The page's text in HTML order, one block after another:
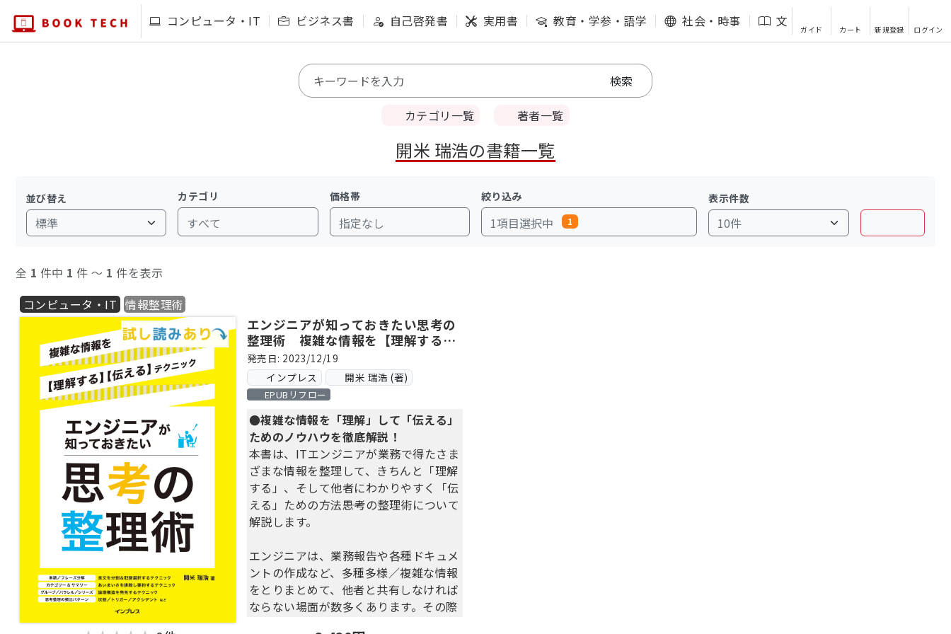
コンピュータ・IT ビジネス書 自己啓発書 実用書 教育・学参・語学 社会・時事 文芸・エッセイ
ガイド カート 新規登録 ログイン
カテゴリ一覧 著者一覧
開⽶ 瑞浩の書籍一覧
並び替え カテゴリ
すべて
価格帯
指定なし
絞り込み
1項目選択中 1
表示件数
全 1 件中 1 件 〜 1 件を表示
コンピュータ・IT 情報整理術
エンジニアが知っておきたい思考の
整理術 複雑な情報を【理解する】
【伝える】テクニック
発売日: 2023/12/19
インプレス
開⽶ 瑞浩 (著)
EPUBリフロー
●複雑な情報を「理解」して「伝える」
ためのノウハウを徹底解説！
本書は、ITエンジニアが業務で得たさま
ざまな情報を整理して、きちんと「理解
する」、そして他者にわかりやすく「伝
える」ための方法――思考の整理術について
解説します。
エンジニアは、業務報告や各種ドキュメ
ントの作成など、多種多様／複雑な情報
をとりまとめて、他者と共有しなければ
ならない場面が数多くあります。その際